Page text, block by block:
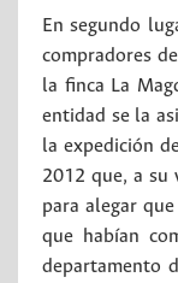
En segundo
compradores
la finca La
entidad se la
la expedición
2012 que, a su
para alegar
que habían
departamento